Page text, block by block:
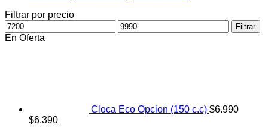
Filtrar por precio
Precio
mínimo
Precio
máximo
Filtrar
En Oferta
Cloca Eco Opcion (150 c.c) $6.990
El
$6.390El